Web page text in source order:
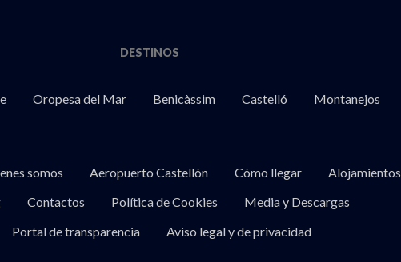
DESTINOS
Oropesa del Mar Benicàssim Castelló Montanejos
somos Aeropuerto Castellón Cómo llegar
Alojamientos
Contactos Política de Cookies
Media y Descargas
Portal de transparencia
Aviso legal y de privacidad